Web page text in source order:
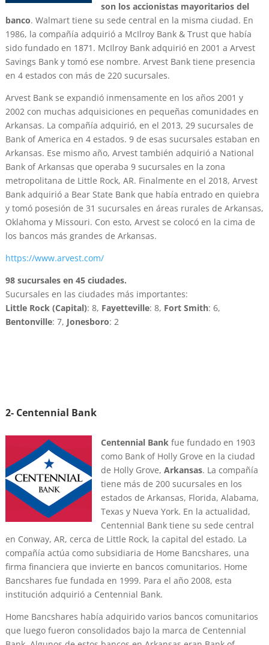
son los accionistas mayoritarios del
banco. Walmart tiene su sede central en la misma ciudad. En
1986, la compañía adquirió a McIlroy Bank & Trust que había
sido fundado en 1871. McIlroy Bank adquirió en 2001 a Arvest
Savings Bank y tomó ese nombre. Arvest Bank tiene presencia
en 4 estados con más de 220 sucursales.
Arvest Bank se expandió inmensamente en los años 2001 y
2002 con muchas adquisiciones en pequeñas comunidades en
Arkansas. La compañía adquirió, en el 2013, 29 sucursales de
Bank of America en 4 estados. 9 de esas sucursales estaban en
Arkansas. Ese mismo año, Arvest también adquirió a National
Bank of Arkansas que operaba 9 sucursales en la zona
metropolitana de Little Rock, AR. Finalmente en el 2018, Arvest
Bank adquirió a Bear State Bank que había entrado en quiebra
y tomó posesión de 31 sucursales en áreas rurales de Arkansas,
Oklahoma y Missouri. Con esto, Arvest se colocó en la cima de
los bancos más grandes de Arkansas.
https://www.arvest.com/
98 sucursales en 45 ciudades.
Sucursales en las ciudades más importantes:
Little Rock (Capital): 8, Fayetteville: 8, Fort Smith: 6,
Bentonville: 7, Jonesboro: 2
2- Centennial Bank
Centennial Bankfue fundado en 1903
como Bank of Holly Grove en la ciudad
de Holly Grove, Arkansas. La compañía
tiene más de 200 sucursales en los
estados de Arkansas, Florida, Alabama,
Texas y Nueva York. En la actualidad,
Centennial Bank tiene su sede central
en Conway, AR, cerca de Little Rock, la capital del estado. La
compañía actúa como subsidiaria de Home Bancshares, una
firma financiera que invierte en bancos comunitarios. Home
Bancshares fue fundada en 1999. Para el año 2008, esta
institución adquirió a Centennial Bank.
Home Bancshares había adquirido varios bancos comunitarios
que luego fueron consolidados bajo la marca de Centennial